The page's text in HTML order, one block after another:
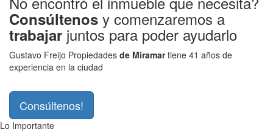
Consúltenos y comenzaremos a
trabajar juntos para poder ayudarlo
Gustavo Freijo Propiedades de Miramartiene 41 años de
experiencia en la ciudad
Consúltenos!
Lo Importante